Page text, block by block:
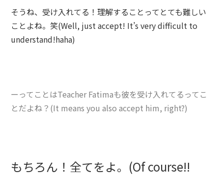
そうね、受け入れてる！理解することってとても難しい
ことよね。笑(Well, just accept! It’s very difficult to
understand!haha)
ーってことはTeacher Fatimaも彼を受け入れてるってこ
とだよね？(It means you also accept him, right?)
もちろん！全てをよ。(Of course!!